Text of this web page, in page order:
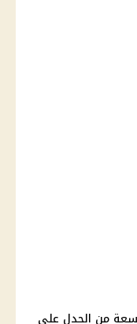
من الجدل على